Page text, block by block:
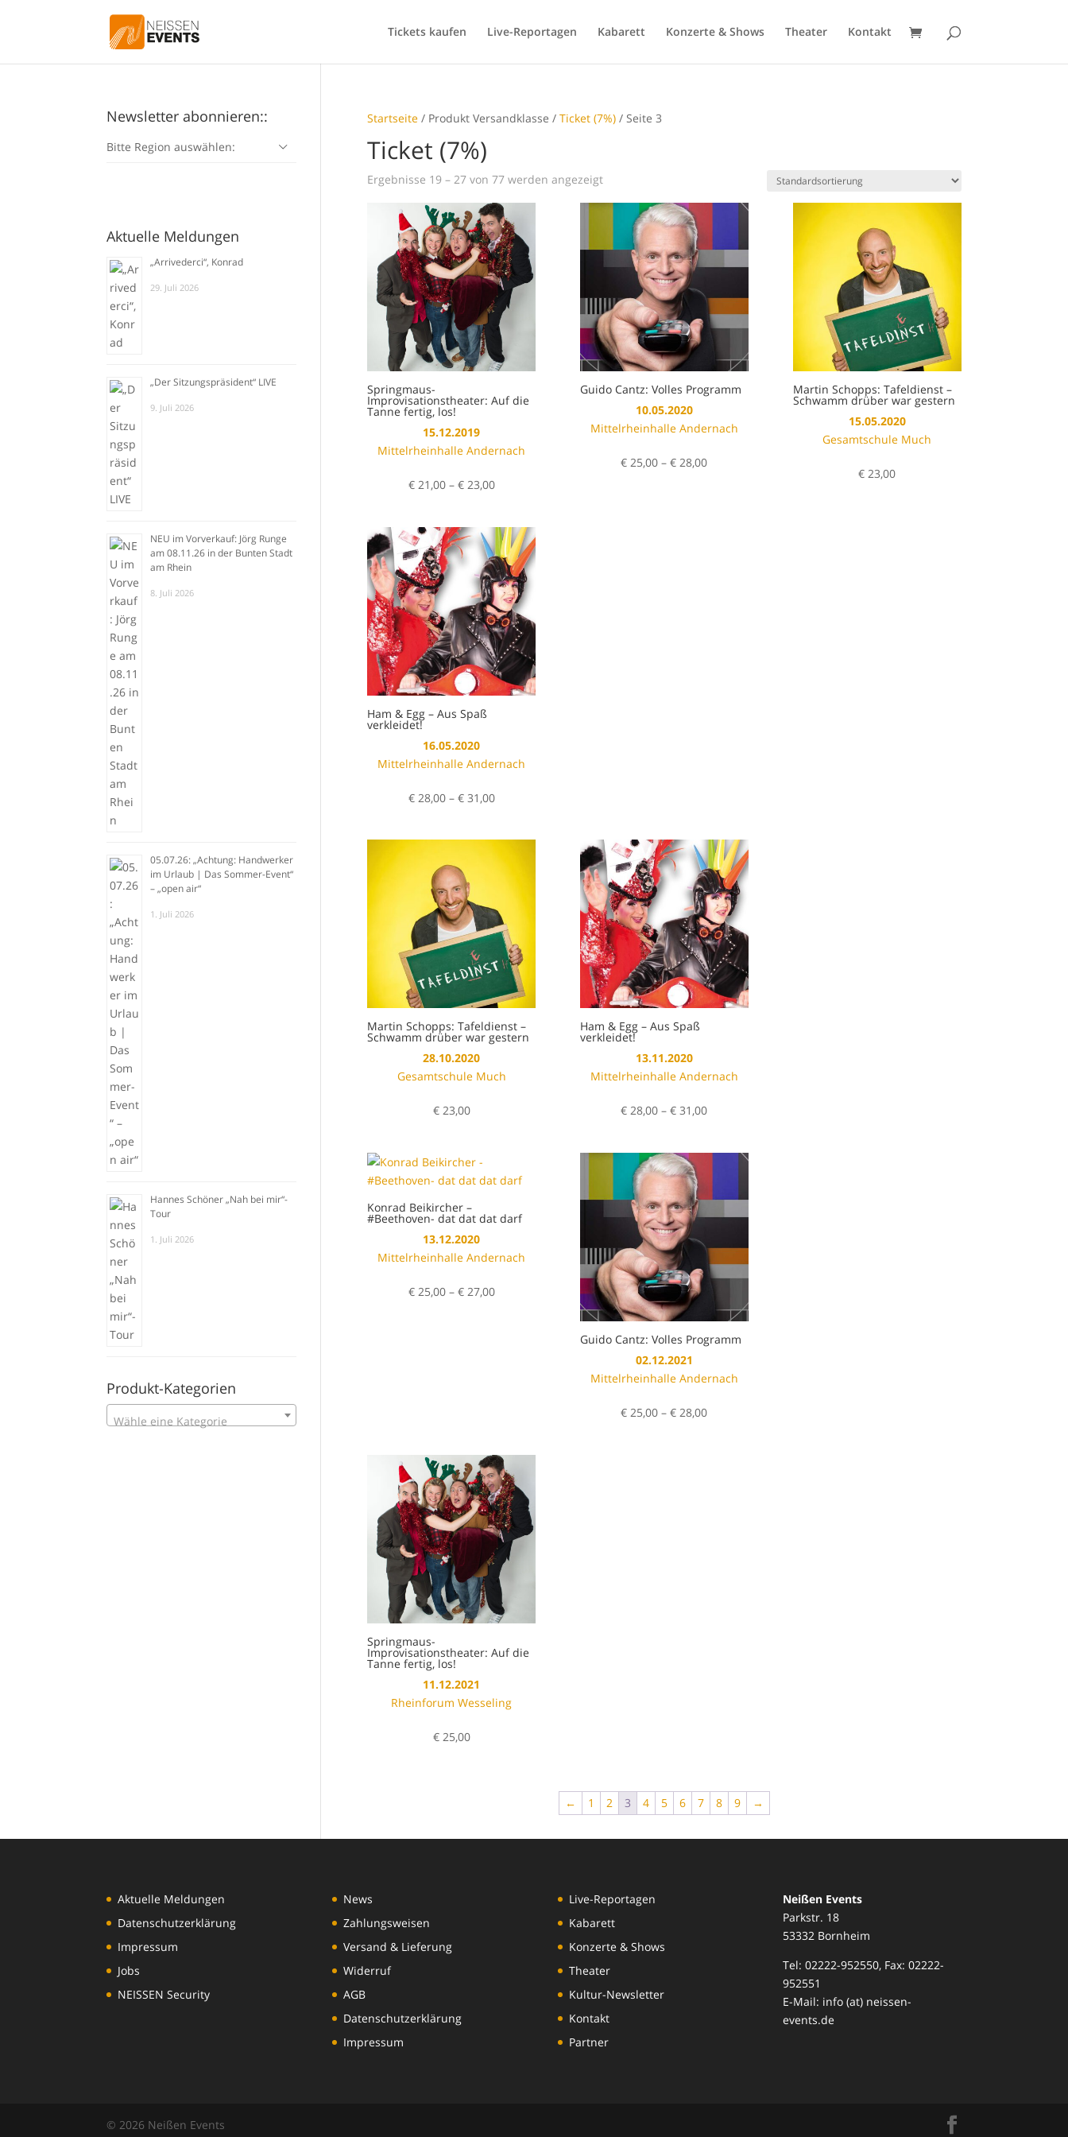
Tickets kaufen Live-Reportagen Kabarett Konzerte & Shows Theater Kontakt
Startseite / Produkt Versandklasse /Ticket (7%) / Seite 3
Ticket (7%)
Ergebnisse 19 – 27 von 77 werden angezeigt
Springmaus-
Improvisationstheater: Auf die
Tanne fertig, los!
15.12.2019
Mittelrheinhalle Andernach
€21,00 – €23,00Preisspanne:
€ 23,00
Guido Cantz: Volles Programm
10.05.2020
Mittelrheinhalle Andernach
€ 25,00 –€ 28,00Preisspanne:
Martin Schopps: Tafeldienst –
Schwamm drüber war gestern
15.05.2020
Gesamtschule Much
€ 23,00
Ham & Egg – Aus Spaß
verkleidet!
16.05.2020
Mittelrheinhalle Andernach
€28,00 – €31,00Preisspanne:
€ 31,00
Martin Schopps: Tafeldienst –
Schwamm drüber war gestern
28.10.2020
Gesamtschule Much
€23,00
Ham & Egg – Aus Spaß
verkleidet!
13.11.2020
Mittelrheinhalle Andernach
€ 28,00 –€ 31,00Preisspanne:
Konrad Beikircher –
#Beethoven- dat dat dat darf
13.12.2020
Mittelrheinhalle Andernach
€25,00 – €27,00Preisspanne:
Guido Cantz: Volles Programm
02.12.2021
Mittelrheinhalle Andernach
€ 25,00 –€ 28,00Preisspanne:
Springmaus-
Improvisationstheater: Auf die
Tanne fertig, los!
11.12.2021
Rheinforum Wesseling
€25,00
← 1 2 3 4 5 6 7 8 9 →
Newsletter abonnieren::
Bitte Region auswählen:
Aktuelle Meldungen
„Arrivederci“, Konrad
29. Juli 2026
„Der Sitzungspräsident“ LIVE
9. Juli 2026
NEU im Vorverkauf: Jörg Runge
am 08.11.26 in der Bunten Stadt
am Rhein
8. Juli 2026
05.07.26: „Achtung: Handwerker
im Urlaub | Das Sommer-Event“
– „open air“
1. Juli 2026
Hannes Schöner „Nah bei mir“-
Tour
1. Juli 2026
Produkt-Kategorien
Wähle eine Kategorie
Aktuelle Meldungen
Datenschutzerklärung
Impressum
Jobs
NEISSEN Security
News
Zahlungsweisen
Versand & Lieferung
Widerruf
AGB
Datenschutzerklärung
Impressum
Live-Reportagen
Kabarett
Konzerte & Shows
Theater
Kultur-Newsletter
Kontakt
Partner
Neißen Events
Parkstr. 18
53332 Bornheim
Tel: 02222-952550, Fax: 02222-
952551
E-Mail: info (at) neissen-
events.de
© 2026 Neißen Events